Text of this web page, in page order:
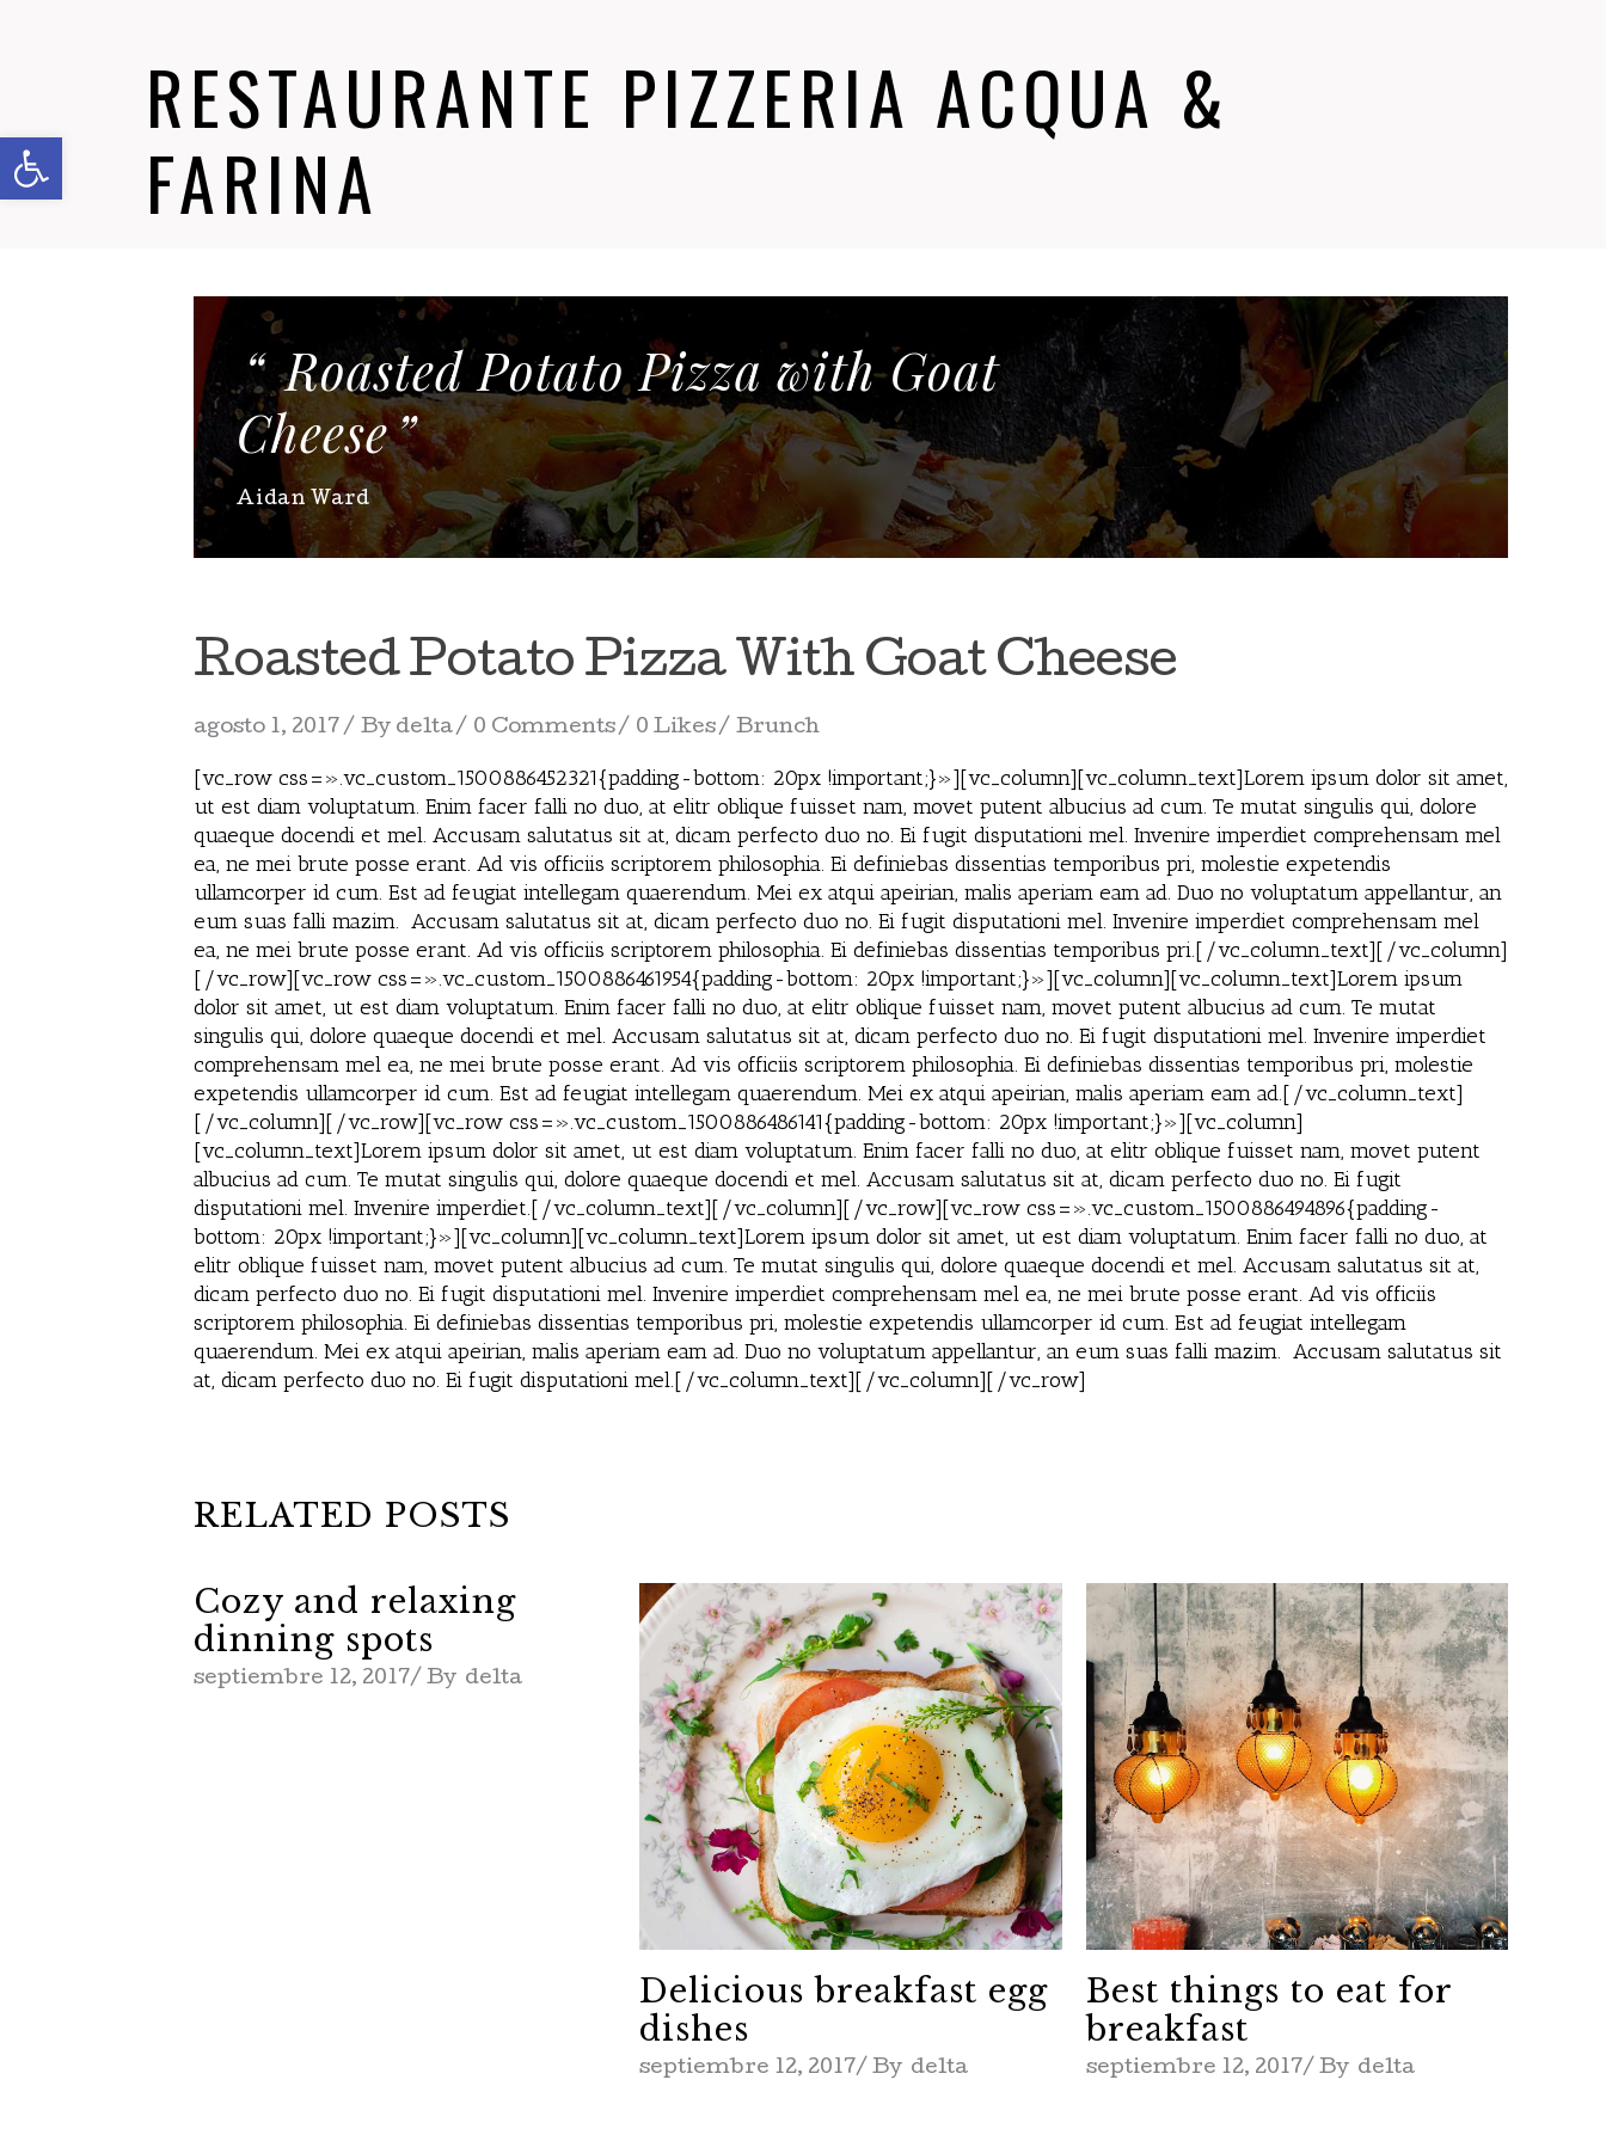
Abrir barra de herramientas
RESTAURANTE PIZZERIA ACQUA &
FARINA
Roasted Potato Pizza with Goat
Cheese
Aidan Ward
Roasted Potato Pizza With Goat Cheese
agosto 1, 2017 By delta 0 Comments 0 Likes Brunch
[vc_row css=».vc_custom_1500886452321{padding-bottom: 20px !important;}»][vc_column][vc_column_text]Lorem ipsum dolor sit amet,
ut est diam voluptatum. Enim facer falli no duo, at elitr oblique fuisset nam, movet putent albucius ad cum. Te mutat singulis qui, dolore
quaeque docendi et mel. Accusam salutatus sit at, dicam perfecto duo no. Ei fugit disputationi mel. Invenire imperdiet comprehensam mel
ea, ne mei brute posse erant. Ad vis officiis scriptorem philosophia. Ei definiebas dissentias temporibus pri, molestie expetendis
ullamcorper id cum. Est ad feugiat intellegam quaerendum. Mei ex atqui apeirian, malis aperiam eam ad. Duo no voluptatum appellantur, an
eum suas falli mazim. Accusam salutatus sit at, dicam perfecto duo no. Ei fugit disputationi mel. Invenire imperdiet comprehensam mel
ea, ne mei brute posse erant. Ad vis officiis scriptorem philosophia. Ei definiebas dissentias temporibus pri.[/vc_column_text][/vc_column]
[/vc_row][vc_row css=».vc_custom_1500886461954{padding-bottom: 20px !important;}»][vc_column][vc_column_text]Lorem ipsum
dolor sit amet, ut est diam voluptatum. Enim facer falli no duo, at elitr oblique fuisset nam, movet putent albucius ad cum. Te mutat
singulis qui, dolore quaeque docendi et mel. Accusam salutatus sit at, dicam perfecto duo no. Ei fugit disputationi mel. Invenire imperdiet
comprehensam mel ea, ne mei brute posse erant. Ad vis officiis scriptorem philosophia. Ei definiebas dissentias temporibus pri, molestie
expetendis ullamcorper id cum. Est ad feugiat intellegam quaerendum. Mei ex atqui apeirian, malis aperiam eam ad.[/vc_column_text]
[/vc_column][/vc_row][vc_row css=».vc_custom_1500886486141{padding-bottom: 20px !important;}»][vc_column]
[vc_column_text]Lorem ipsum dolor sit amet, ut est diam voluptatum. Enim facer falli no duo, at elitr oblique fuisset nam, movet putent
albucius ad cum. Te mutat singulis qui, dolore quaeque docendi et mel. Accusam salutatus sit at, dicam perfecto duo no. Ei fugit
disputationi mel. Invenire imperdiet.[/vc_column_text][/vc_column][/vc_row][vc_row css=».vc_custom_1500886494896{padding-
bottom: 20px !important;}»][vc_column][vc_column_text]Lorem ipsum dolor sit amet, ut est diam voluptatum. Enim facer falli no duo, at
elitr oblique fuisset nam, movet putent albucius ad cum. Te mutat singulis qui, dolore quaeque docendi et mel. Accusam salutatus sit at,
dicam perfecto duo no. Ei fugit disputationi mel. Invenire imperdiet comprehensam mel ea, ne mei brute posse erant. Ad vis officiis
scriptorem philosophia. Ei definiebas dissentias temporibus pri, molestie expetendis ullamcorper id cum. Est ad feugiat intellegam
quaerendum. Mei ex atqui apeirian, malis aperiam eam ad. Duo no voluptatum appellantur, an eum suas falli mazim. Accusam salutatus sit
at, dicam perfecto duo no. Ei fugit disputationi mel.[/vc_column_text][/vc_column][/vc_row]
RELATED POSTS
Cozy and relaxing
dinning spots
septiembre 12, 2017 By delta
Delicious breakfast egg
dishes
septiembre 12, 2017 By delta
Best things to eat for
breakfast
septiembre 12, 2017 By delta